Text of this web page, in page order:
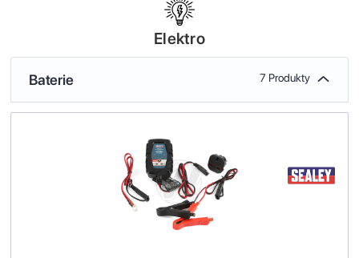
Elektro
Baterie 7 Produkty